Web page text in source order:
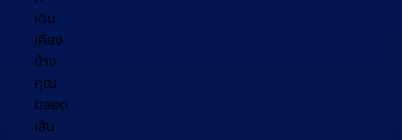
เดิน
เคียง
ข้าง
คุณ
ตลอด
เส้น